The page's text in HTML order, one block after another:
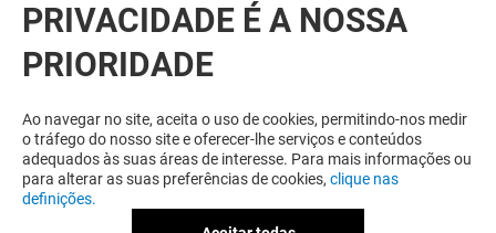
GANHE SEMPRE POR SER MEMBRO
Seja membro do Espaço Guimarães & Eu para
parceiros.
PRIVACIDADE É A NOSSA
PRIORIDADE
Ao navegar no site, aceita o uso de cookies, permitindo-nos medir
o tráfego do nosso site e oferecer-lhe serviços e conteúdos
adequados às suas áreas de interesse. Para mais informações ou
para alterar as suas preferências de cookies, clique nas
definições.